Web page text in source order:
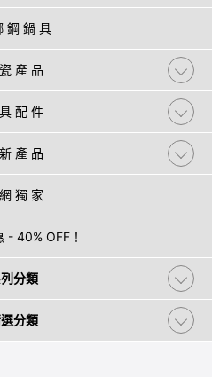
鋼 鍋 具
產 品
配 件
產 品
獨 家
- 40% OFF！
分類
分類